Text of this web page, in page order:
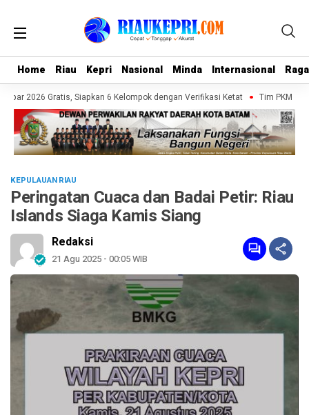
Home Riau Kepri Nasional Minda Internasional
Home Riau Kepri Nasional Minda Internasional
2026 Gratis, Siapkan 6 Kelompok dengan Verifikasi Ketat Tim PKM
KEPULAUAN RIAU
Peringatan Cuaca dan Badai Petir: Riau
Islands Siaga Kamis Siang
Redaksi
21 Agu 2025 - 00:05 WIB